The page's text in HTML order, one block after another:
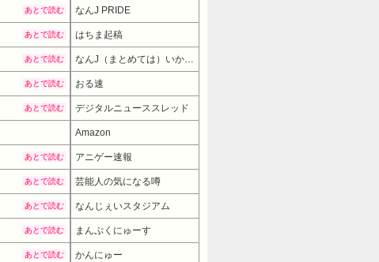
あとで読む なんJ PRIDE
あとで読む はちま起稿
あとで読む なんJ（まとめては）いかんのか？
あとで読む おる速
あとで読む デジタルニューススレッド
Amazon
あとで読む アニゲー速報
あとで読む 芸能人の気になる噂
あとで読む なんじぇいスタジアム
あとで読む まんぷくにゅーす
あとで読む かんにゅー